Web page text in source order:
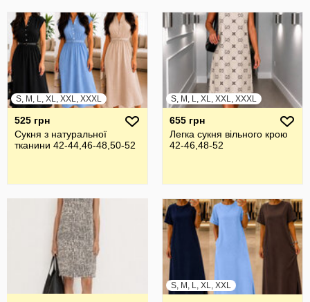
S, M, L, XL, XXL, XXXL
525 грн
Сукня з натуральної
тканини 42-44,46-48,50-52
S, M, L, XL, XXL, XXXL
655 грн
Легка сукня вільного крою
42-46,48-52
S, M, L, XL, XXL